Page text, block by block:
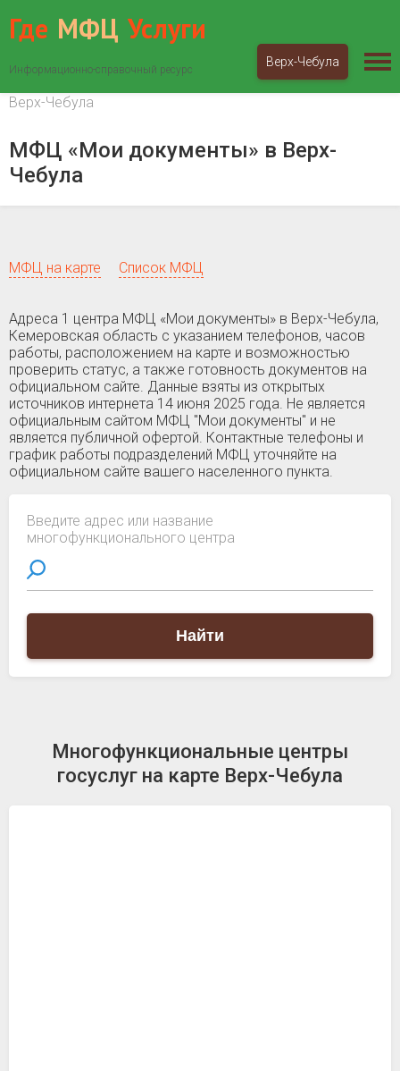
Где МФЦ Услуги
Информационно-справочный ресурс
Верх-Чебула
Кемеровская область
Верх-Чебула
МФЦ «Мои документы» в Верх-
Чебула
МФЦ на карте Список МФЦ
Адреса 1 центра МФЦ «Мои документы» в Верх-Чебула,
Кемеровская область c указанием телефонов, часов
работы, расположением на карте и возможностью
проверить статус, а также готовность документов на
официальном сайте. Данные взяты из открытых
источников интернета 14 июня 2025 года. Не является
официальным сайтом МФЦ "Мои документы" и не
является публичной офертой. Контактные телефоны и
график работы подразделений МФЦ уточняйте на
официальном сайте вашего населенного пункта.
Введите адрес или название
многофункционального центра
Найти
Многофункциональные центры
госуслуг на карте Верх-Чебула